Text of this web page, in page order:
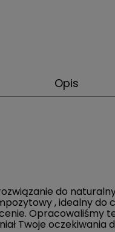
Opis
do
, idealny do
Opracowaliśmy
Twoje